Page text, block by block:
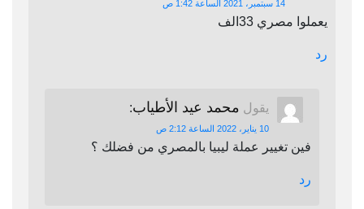
14 سبتمبر، 2021 الساعة 1:42 ص
يعملوا مصري 33الف
رد
يقول محمد عيد الأطياب:
10 يناير، 2022 الساعة 2:12 ص
فين تغيير عملة ليبيا بالمصري من فضلك ؟
رد